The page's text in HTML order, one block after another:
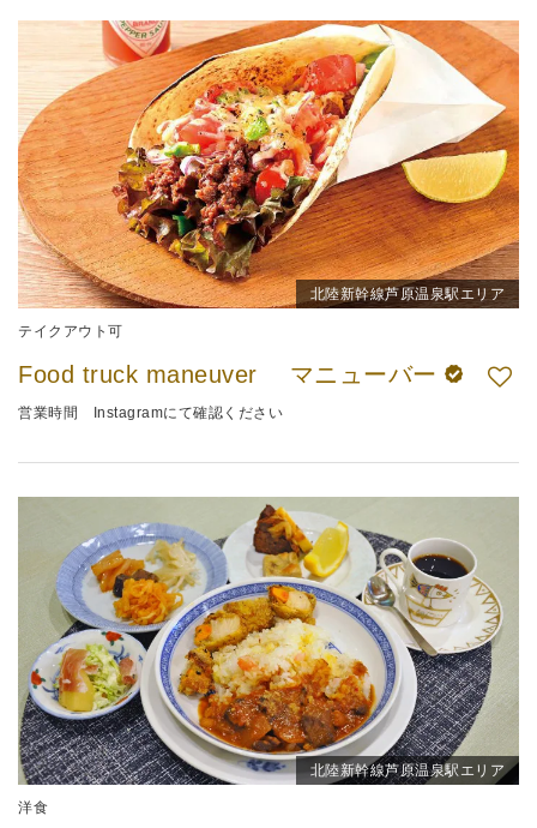
北陸新幹線芦原温泉駅エリア
テイクアウト可
Food truck maneuver マニューバー
営業時間 Instagramにて確認ください
北陸新幹線芦原温泉駅エリア
洋食